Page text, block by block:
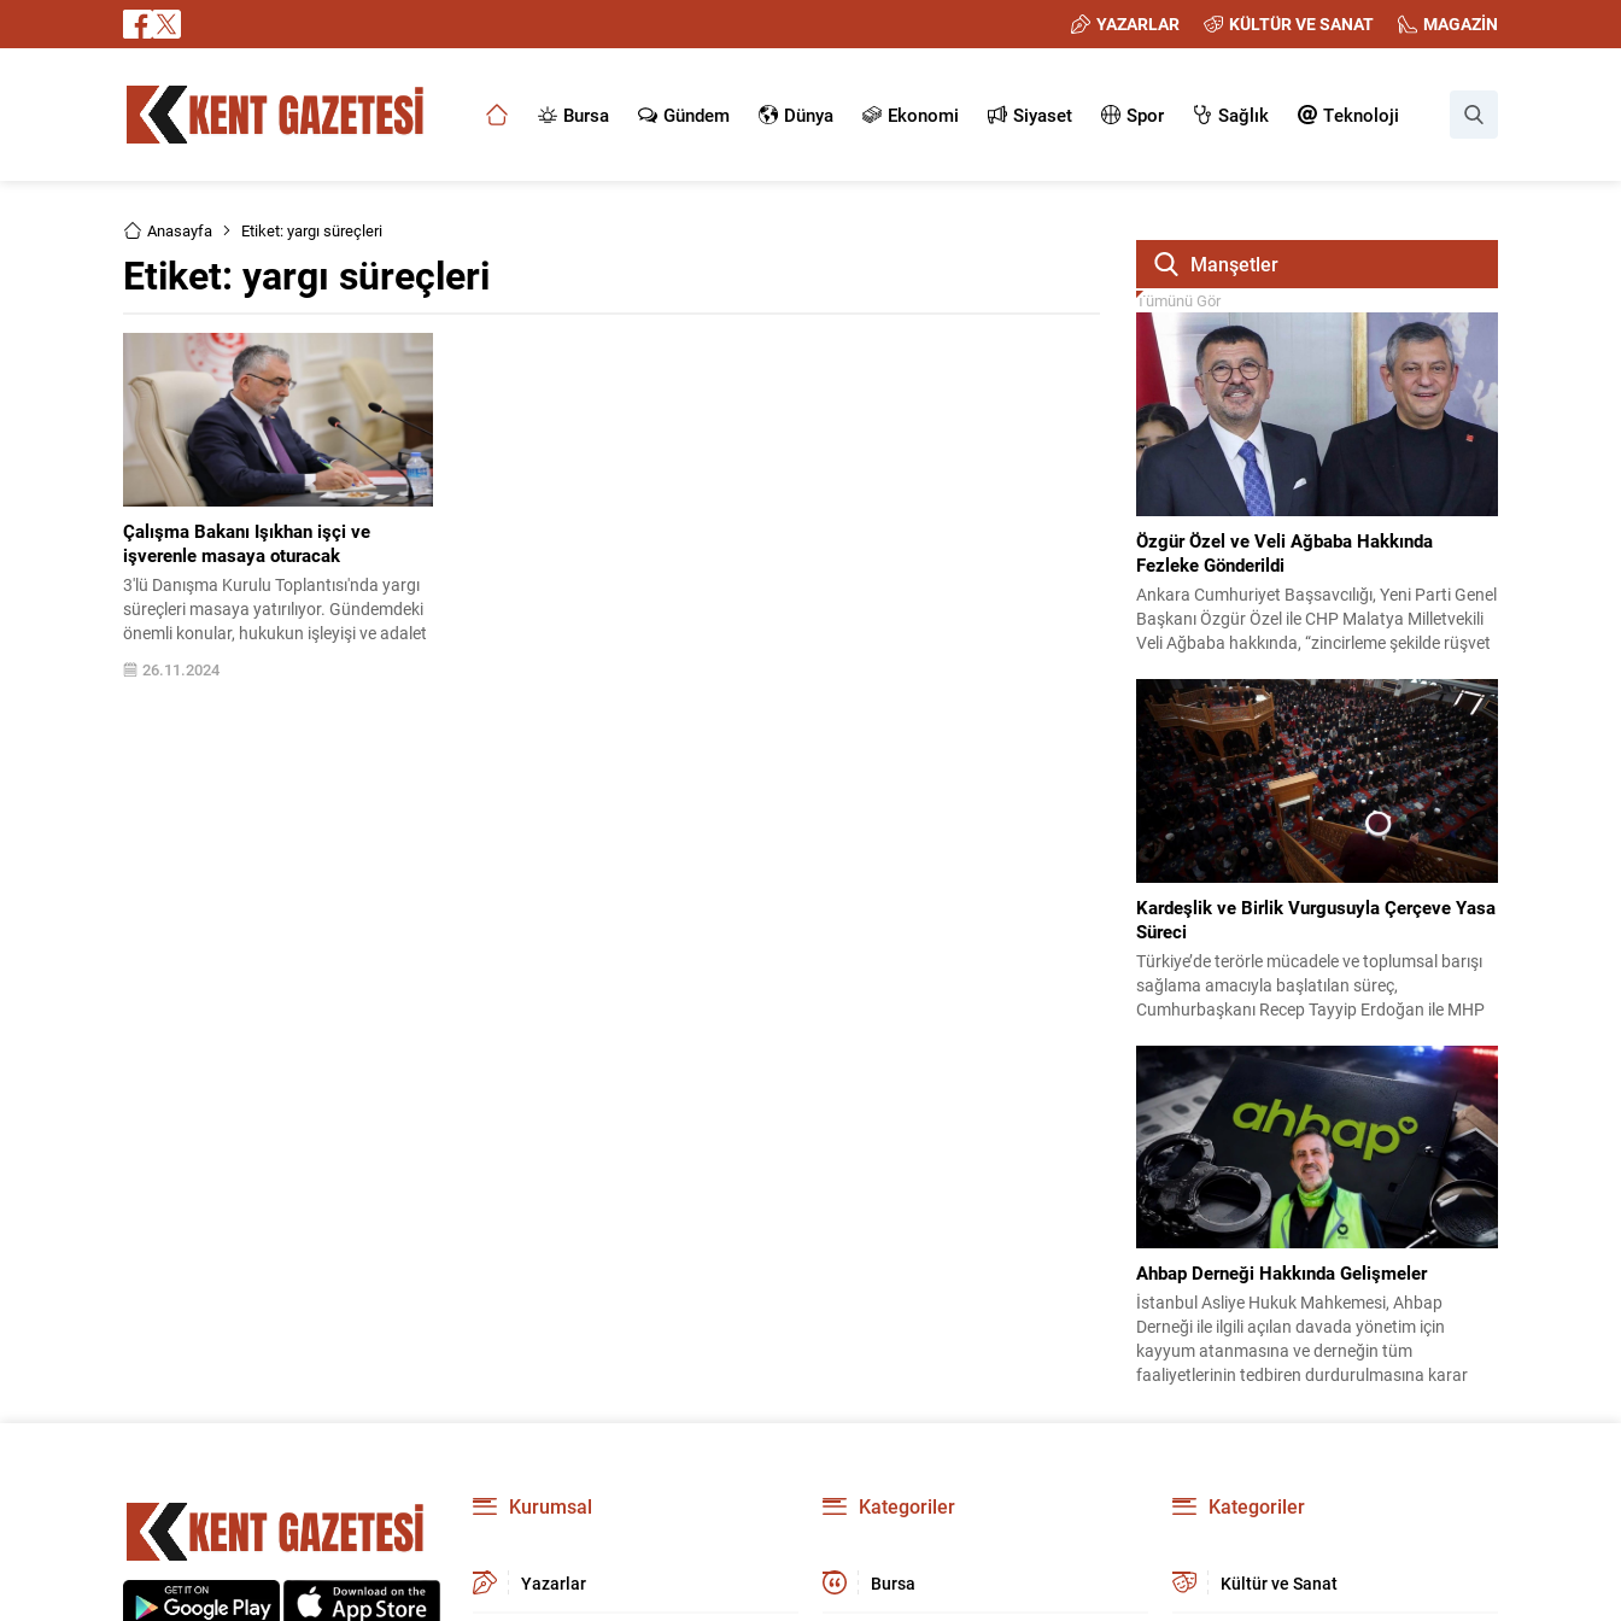
YAZARLAR KÜLTÜR VE SANAT MAGAZİN
Bursa Gündem Dünya Ekonomi Siyaset Spor Sağlık Teknoloji
Anasayfa Etiket: yargı süreçleri
Etiket: yargı süreçleri
Çalışma Bakanı Işıkhan işçi ve
işverenle masaya oturacak
3'lü Danışma Kurulu Toplantısı'nda yargı
süreçleri masaya yatırılıyor. Gündemdeki
önemli konular, hukukun işleyişi ve adalet
sistemindeki yenilikler hakkında detaylı
bilgi ve tartışmalar için bizi takip edin.
26.11.2024
Manşetler
Tümünü Gör
Özgür Özel ve Veli Ağbaba Hakkında
Fezleke Gönderildi
Ankara Cumhuriyet Başsavcılığı, Yeni Parti Genel
Başkanı Özgür Özel ile CHP Malatya Milletvekili
Veli Ağbaba hakkında, “zincirleme şekilde rüşvet
Adalet Bakanlığı’na sevk etti. Fezlekeler, 31 Mart
2024 yerel seçimleri ve 4-5 Kasım 2023’teki CHP
38. Olağan Kurultayı sürecine ilişkin iddiaları
kapsıyor. Daha önce Antalya ve İstanbul...
Kardeşlik ve Birlik Vurgusuyla Çerçeve Yasa
Süreci
Türkiye’de terörle mücadele ve toplumsal barışı
sağlama amacıyla başlatılan süreç,
Cumhurbaşkanı Recep Tayyip Erdoğan ile MHP
bir döneme girdi. Yaklaşık iki yıldır devam eden
çalışmaların ardından şimdi sürecin yasal zemini,
12 maddelik bir çerçeve yasa ile şekillendiriliyor.
Bugün komisyonda görüşülecek olan bu yasa
taslağı,...
Ahbap Derneği Hakkında Gelişmeler
İstanbul Asliye Hukuk Mahkemesi, Ahbap
Derneği ile ilgili açılan davada yönetim için
kayyum atanmasına ve derneğin tüm
faaliyetlerinin tedbiren durdurulmasına karar
Müdürlüğü ve İstanbul...
Kurumsal
Yazarlar
Kategoriler
Bursa
Kategoriler
Kültür ve Sanat